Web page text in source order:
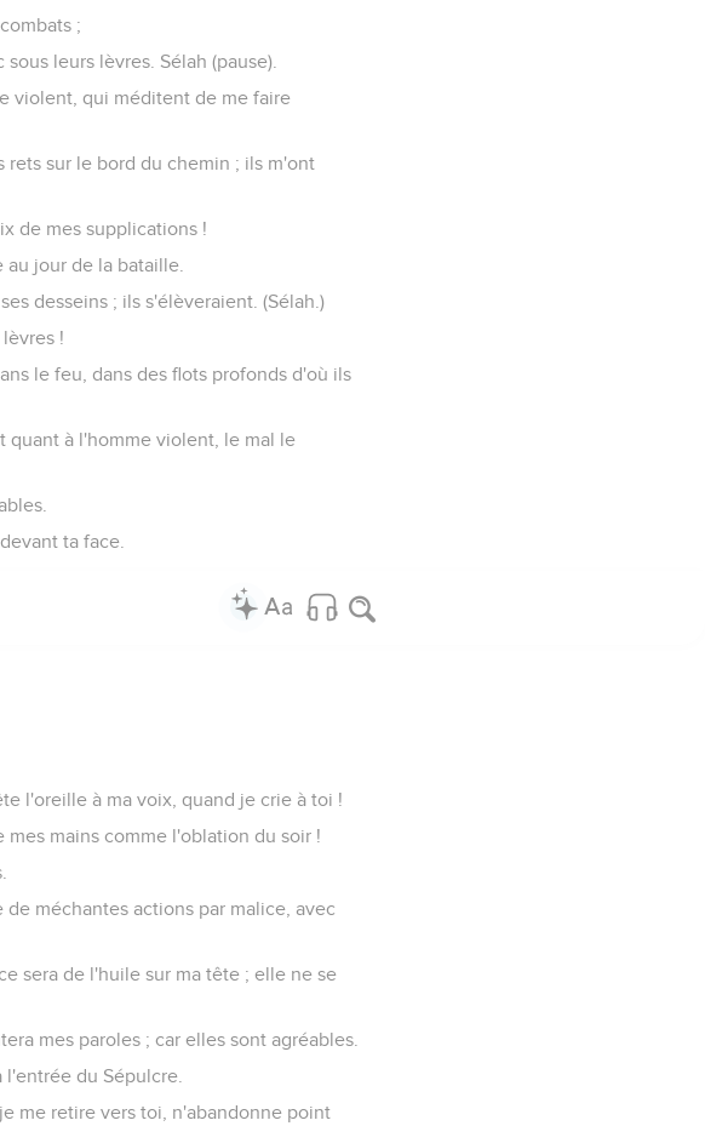
;
leurs lèvres. Sélah (pause).
violent, qui méditent de me faire
sur le bord du chemin ; ils m'ont
de mes supplications !
jour de la bataille.
desseins ; ils s'élèveraient. (Sélah.)
!
le feu, dans des flots profonds d'où ils
quant à l'homme violent, le mal le
ta face.
l'oreille à ma voix, quand je crie à toi !
mains comme l'oblation du soir !
méchantes actions par malice, avec
sera de l'huile sur ma tête ; elle ne se
mes paroles ; car elles sont agréables.
du Sépulcre.
me retire vers toi, n'abandonne point